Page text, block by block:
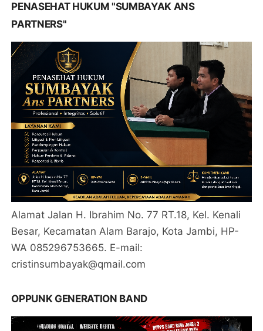
PENASEHAT HUKUM "SUMBAYAK ANS
PARTNERS"
Alamat Jalan H. Ibrahim No. 77 RT.18, Kel. Kenali
Besar, Kecamatan Alam Barajo, Kota Jambi, HP-
WA 085296753665. E-mail:
cristinsumbayak@qmail.com
OPPUNK GENERATION BAND